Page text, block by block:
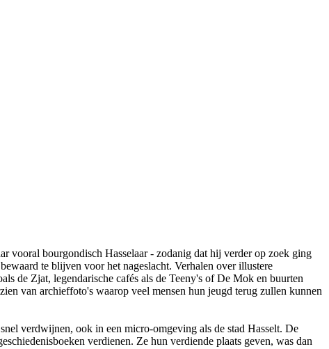
vooral bourgondisch Hasselaar - zodanig dat hij verder op zoek ging
te blijven voor het nageslacht. Verhalen over illustere
de Zjat, legendarische cafés als de Teeny's of De Mok en buurten
van archieffoto's waarop veel mensen hun jeugd terug zullen kunnen
verdwijnen, ook in een micro-omgeving als de stad Hasselt. De
verdienen. Ze hun verdiende plaats geven, was dan